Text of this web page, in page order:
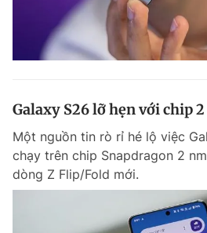
Galaxy S26 lỡ hẹn với chip
Một nguồn tin rò rỉ hé lộ việc
chạy trên chip Snapdragon 2
dòng Z Flip/Fold mới.